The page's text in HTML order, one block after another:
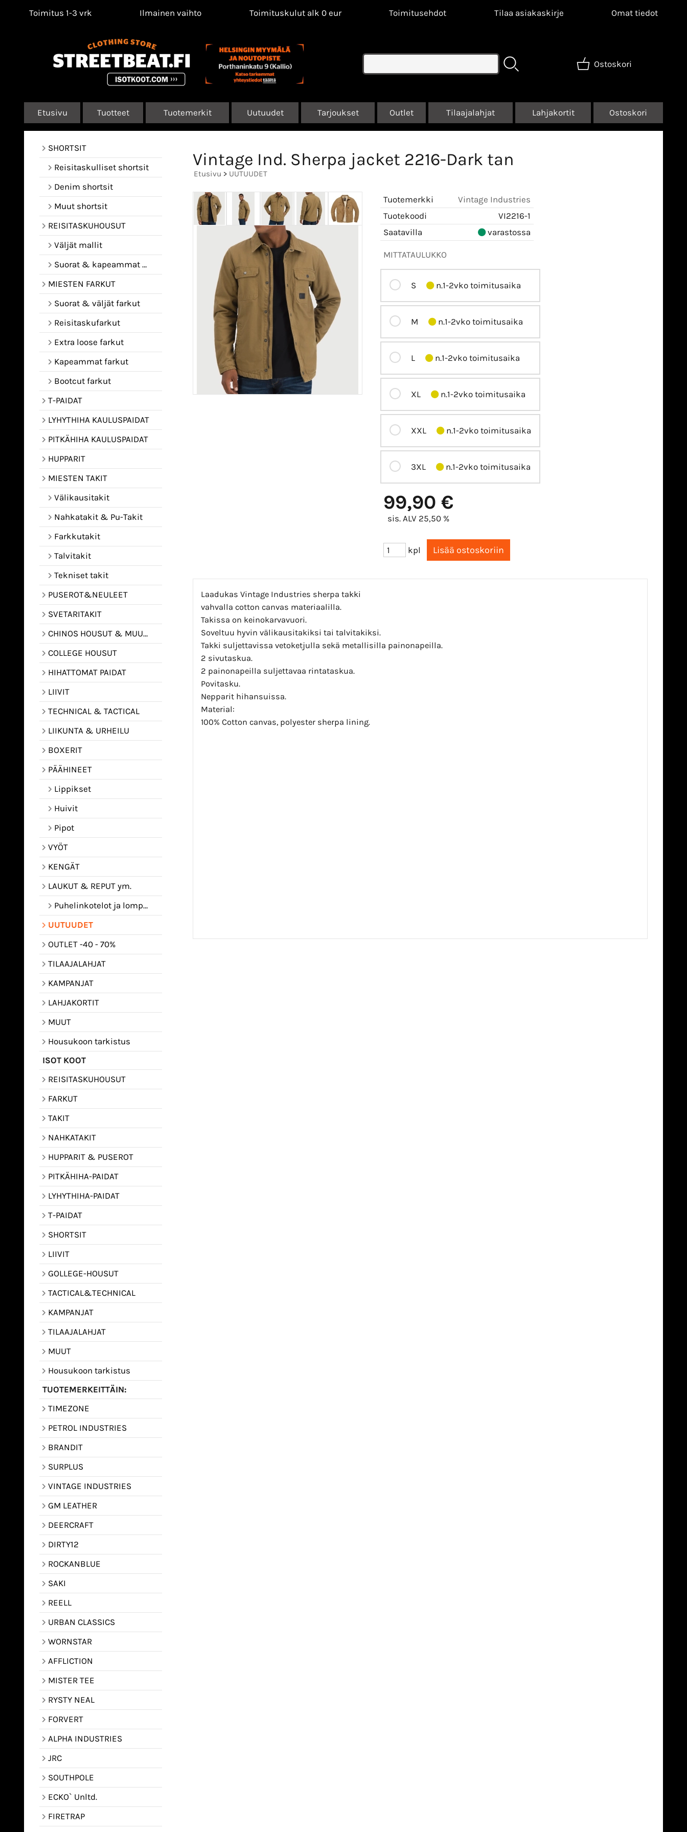
Toimitus 1-3 vrk Ilmainen vaihto Toimituskulut alk 0 eur Toimitusehdot Tilaa asiakaskirje Omat tiedot
Ostoskori
Etusivu Tuotteet Tuotemerkit Uutuudet Tarjoukset Outlet Tilaajalahjat Lahjakortit Ostoskori
SHORTSIT
Reisitaskulliset shortsit
Denim shortsit
Muut shortsit
REISITASKUHOUSUT
Väljät mallit
Suorat & kapeammat mallit
MIESTEN FARKUT
Suorat & väljät farkut
Reisitaskufarkut
Extra loose farkut
Kapeammat farkut
Bootcut farkut
T-PAIDAT
LYHYTHIHA KAULUSPAIDAT
PITKÄHIHA KAULUSPAIDAT
HUPPARIT
MIESTEN TAKIT
Välikausitakit
Nahkatakit & Pu-Takit
Farkkutakit
Talvitakit
Tekniset takit
PUSEROT&NEULEET
SVETARITAKIT
CHINOS HOUSUT & MUUT HOUSUT
COLLEGE HOUSUT
HIHATTOMAT PAIDAT
LIIVIT
TECHNICAL & TACTICAL
LIIKUNTA & URHEILU
BOXERIT
PÄÄHINEET
Lippikset
Huivit
Pipot
VYÖT
KENGÄT
LAUKUT & REPUT ym.
Puhelinkotelot ja lompakot
UUTUUDET
OUTLET -40 - 70%
TILAAJALAHJAT
KAMPANJAT
LAHJAKORTIT
MUUT
Housukoon tarkistus
ISOT KOOT
REISITASKUHOUSUT
FARKUT
TAKIT
NAHKATAKIT
HUPPARIT & PUSEROT
PITKÄHIHA-PAIDAT
LYHYTHIHA-PAIDAT
T-PAIDAT
SHORTSIT
LIIVIT
GOLLEGE-HOUSUT
TACTICAL&TECHNICAL
KAMPANJAT
TILAAJALAHJAT
MUUT
Housukoon tarkistus
TUOTEMERKEITTÄIN:
TIMEZONE
PETROL INDUSTRIES
BRANDIT
SURPLUS
VINTAGE INDUSTRIES
GM LEATHER
DEERCRAFT
DIRTY12
ROCKANBLUE
SAKI
REELL
URBAN CLASSICS
WORNSTAR
AFFLICTION
MISTER TEE
RYSTY NEAL
FORVERT
ALPHA INDUSTRIES
JRC
SOUTHPOLE
ECKO` Unltd.
FIRETRAP
Vintage Ind. Sherpa jacket 2216-Dark tan
Etusivu > UUTUUDET
Tuotemerkki
Vintage Industries
Tuotekoodi
VI2216-1
Saatavilla
varastossa
MITTATAULUKKO
S n.1-2vko toimitusaika
M n.1-2vko toimitusaika
L n.1-2vko toimitusaika
XL n.1-2vko toimitusaika
XXL n.1-2vko toimitusaika
3XL n.1-2vko toimitusaika
99,90 €
sis. ALV 25,50 %
kpl
Laadukas Vintage Industries sherpa takki
vahvalla cotton canvas materiaalilla.
Takissa on keinokarvavuori.
Soveltuu hyvin välikausitakiksi tai talvitakiksi.
Takki suljettavissa vetoketjulla sekä metallisilla painonapeilla.
2 sivutaskua.
2 painonapeilla suljettavaa rintataskua.
Povitasku.
Nepparit hihansuissa.
Material:
100% Cotton canvas, polyester sherpa lining.